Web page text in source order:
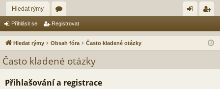
Hledat rýmy
ór
a lá
se
ist
va
Přihlásit se Registrovat
Hledat rýmy Obsah fóra Často kladené otázky
Často kladené otázky
Přihlašování a registrace